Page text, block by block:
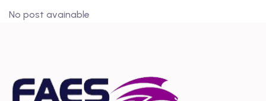
No post avainable